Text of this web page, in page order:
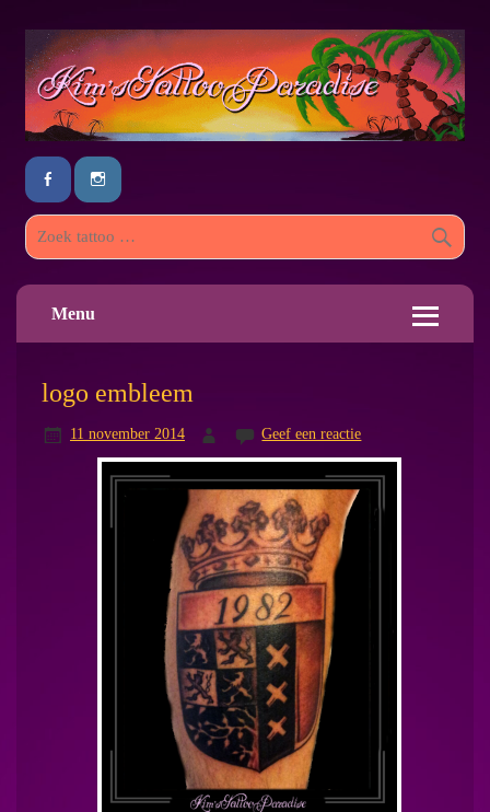
Menu
logo embleem
11 november 2014 Geef een reactie